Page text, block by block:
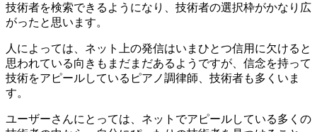
技術者を検索できるようになり、技術者の選択枠がかなり広
がったと思います。
人によっては、ネット上の発信はいまひとつ信用に欠けると
思われている向きもまだまだあるようですが、信念を持って
技術をアピールしているピアノ調律師、技術者も多くいま
す。
ユーザーさんにとっては、ネットでアピールしている多くの